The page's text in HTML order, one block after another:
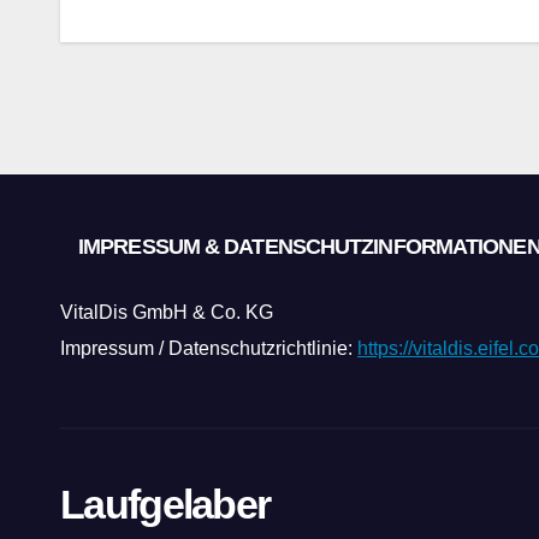
IMPRESSUM &
VitalDis GmbH & Co. KG
Impressum / Datenschutzrichtlinie: https://
Laufgelaber